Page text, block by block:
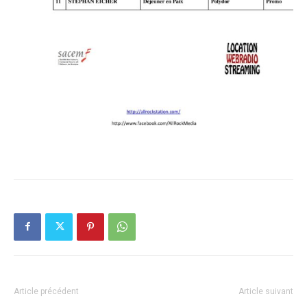
Article précédent Article suivant